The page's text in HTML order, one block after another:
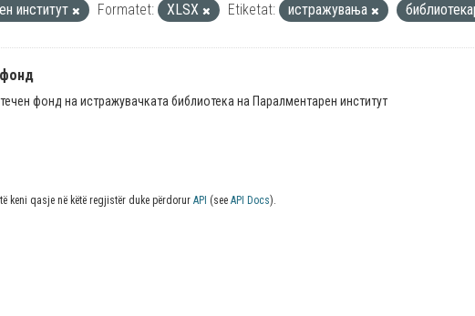
институт
Formatet: XLSX Etiketat: истражувања
фонд на истражувачката библиотека на Паралментарен институт
keni qasje në këtë regjistër duke përdorur API (see API Docs).